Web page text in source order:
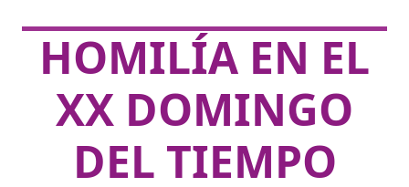
HOMILÍA EN EL
XX DOMINGO
DEL TIEMPO